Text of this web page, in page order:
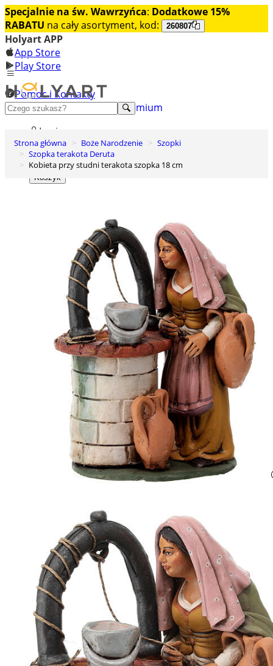
Specjalnie na św. Wawrzyńca: Dodatkowe 15%
RABATU na cały asortyment, kod: 260807
Holyart APP
App Store
Play Store
Pomoc i Kontakty
+48 222 922 860
Odkryj premium
Login
Lista życzeń
0
Koszyk
Strona główna Boże Narodzenie
Szopki
Szopka terakota Deruta
Kobieta przy studni terakota szopka 18 cm